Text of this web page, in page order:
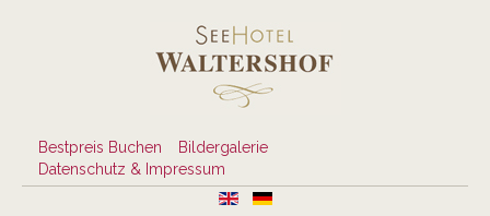
Bestpreis Buchen
Bildergalerie
Datenschutz & Impressum